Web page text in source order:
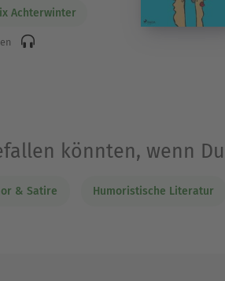
Achterwinter
könnten, wenn
& Satire Humoristische Literatur